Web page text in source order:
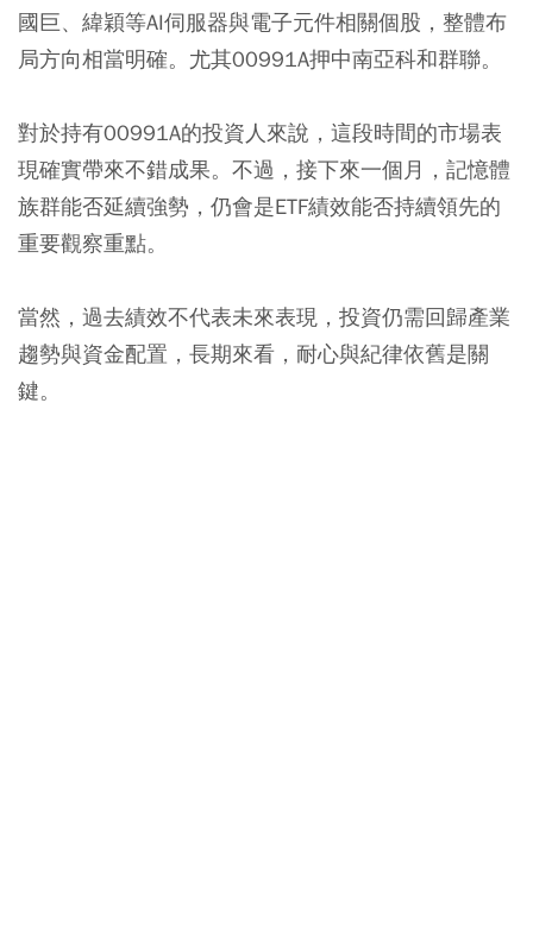
國巨、緯穎等AI伺服器與電子元件相關個股，整體布
局方向相當明確。尤其00991A押中南亞科和群聯。
對於持有00991A的投資人來說，這段時間的市場表
現確實帶來不錯成果。不過，接下來一個月，記憶體
族群能否延續強勢，仍會是ETF績效能否持續領先的
重要觀察重點。
當然，過去績效不代表未來表現，投資仍需回歸產業
趨勢與資金配置，長期來看，耐心與紀律依舊是關
鍵。